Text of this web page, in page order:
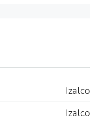
Izalco
Izalco